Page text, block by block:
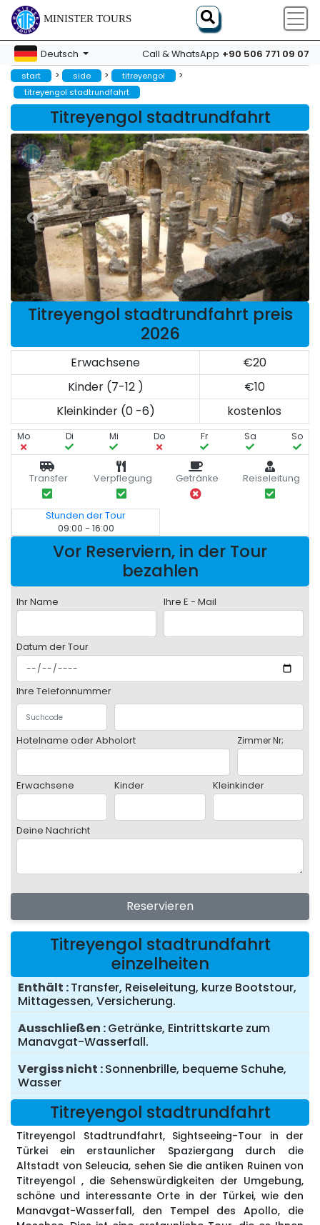
MINISTER TOURS
Deutsch Call & WhatsApp +90 506 771 09 07
start > side > titreyengol >
titreyengol stadtrundfahrt
Titreyengol stadtrundfahrt
Titreyengol stadtrundfahrt preis
2026
Erwachsene
€20
Kinder (7-12 )
€10
Kleinkinder (0 -6)
kostenlos
Mo Di Mi Do Fr Sa So
Transfer Verpflegung Getränke Reiseleitung
Stunden der Tour
09:00 - 16:00
Vor Reserviern, in der Tour
bezahlen
Ihr Name Ihre E - Mail
Datum der Tour
Ihre Telefonnummer
Hotelname oder Abholort Zimmer Nr;
Erwachsene Kinder Kleinkinder
Deine Nachricht
Reservieren
Titreyengol stadtrundfahrt
einzelheiten
Enthält Transfer, Reiseleitung, kurze Bootstour,
Mittagessen, Versicherung.
Ausschließen Getränke, Eintrittskarte zum
Manavgat-Wasserfall.
Vergiss nicht Sonnenbrille, bequeme Schuhe,
Wasser
Titreyengol stadtrundfahrt
Titreyengol Stadtrundfahrt, Sightseeing-Tour in der
Türkei ein erstaunlicher Spaziergang durch die
Altstadt von Seleucia, sehen Sie die antiken Ruinen von
Titreyengol , die Sehenswürdigkeiten der Umgebung,
schöne und interessante Orte in der Türkei, wie den
Manavgat-Wasserfall, den Tempel des Apollo, die